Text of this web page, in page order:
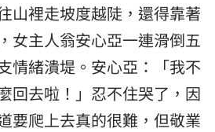
山裡走坡度越陡，還得靠著
女主人翁安心亞一連滑倒五
情緒潰堤。安心亞：「我不
回去啦！」忍不住哭了，因
要爬上去真的很難，但敬業